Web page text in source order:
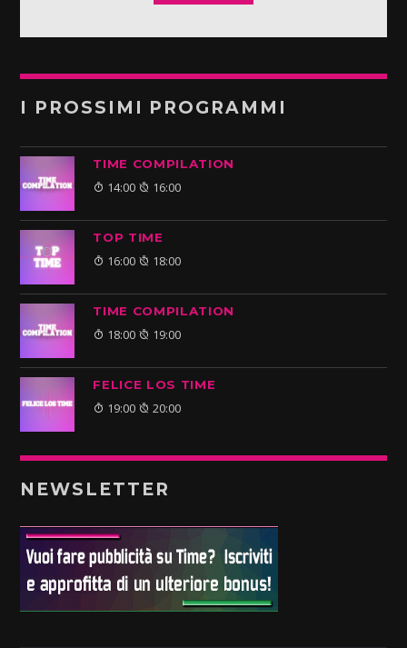
I PROSSIMI PROGRAMMI
TIME COMPILATION
14:00 16:00
TOP TIME
16:00 18:00
TIME COMPILATION
18:00 19:00
FELICE LOS TIME
19:00 20:00
NEWSLETTER